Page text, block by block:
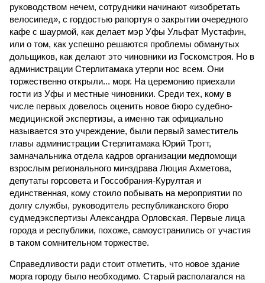
руководством нечем, сотрудники начинают «изобретать
велосипед», с гордостью рапортуя о закрытии очередного
кафе с шаурмой, как делает мэр Уфы Ульфат Мустафин,
или о том, как успешно решаются проблемы обманутых
дольщиков, как делают это чиновники из Госкомстроя. Но в
администрации Стерлитамака утерли нос всем. Они
торжественно открыли... морг. На церемонию приехали
гости из Уфы и местные чиновники. Среди тех, кому в
числе первых довелось оценить новое бюро судебно-
медицинской экспертизы, а именно так официально
называется это учреждение, были первый заместитель
главы администрации Стерлитамака Юрий Тротт,
замначальника отдела кадров организации медпомощи
взрослым регионального минздрава Люция Ахметова,
депутаты горсовета и Госсобрания-Курултая и
единственная, кому стоило побывать на мероприятии по
долгу службы, руководитель республиканского бюро
судмедэкспертизы Александра Орловская. Первые лица
города и республики, похоже, самоустранились от участия
в таком сомнительном торжестве.
Справедливости ради стоит отметить, что новое здание
морга городу было необходимо. Старый располагался на